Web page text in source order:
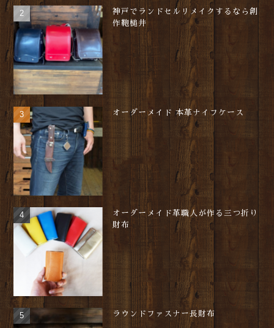
神戸でランドセルリメイクするなら創
作鞄槌井
オーダーメイド 本革ナイフケース
オーダーメイド革職人が作る三つ折り
財布
ラウンドファスナー長財布